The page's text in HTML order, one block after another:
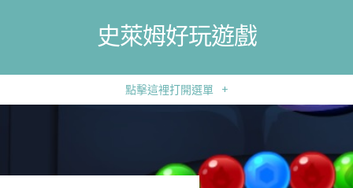
史萊姆好玩遊戲
點擊這裡打開選單 +